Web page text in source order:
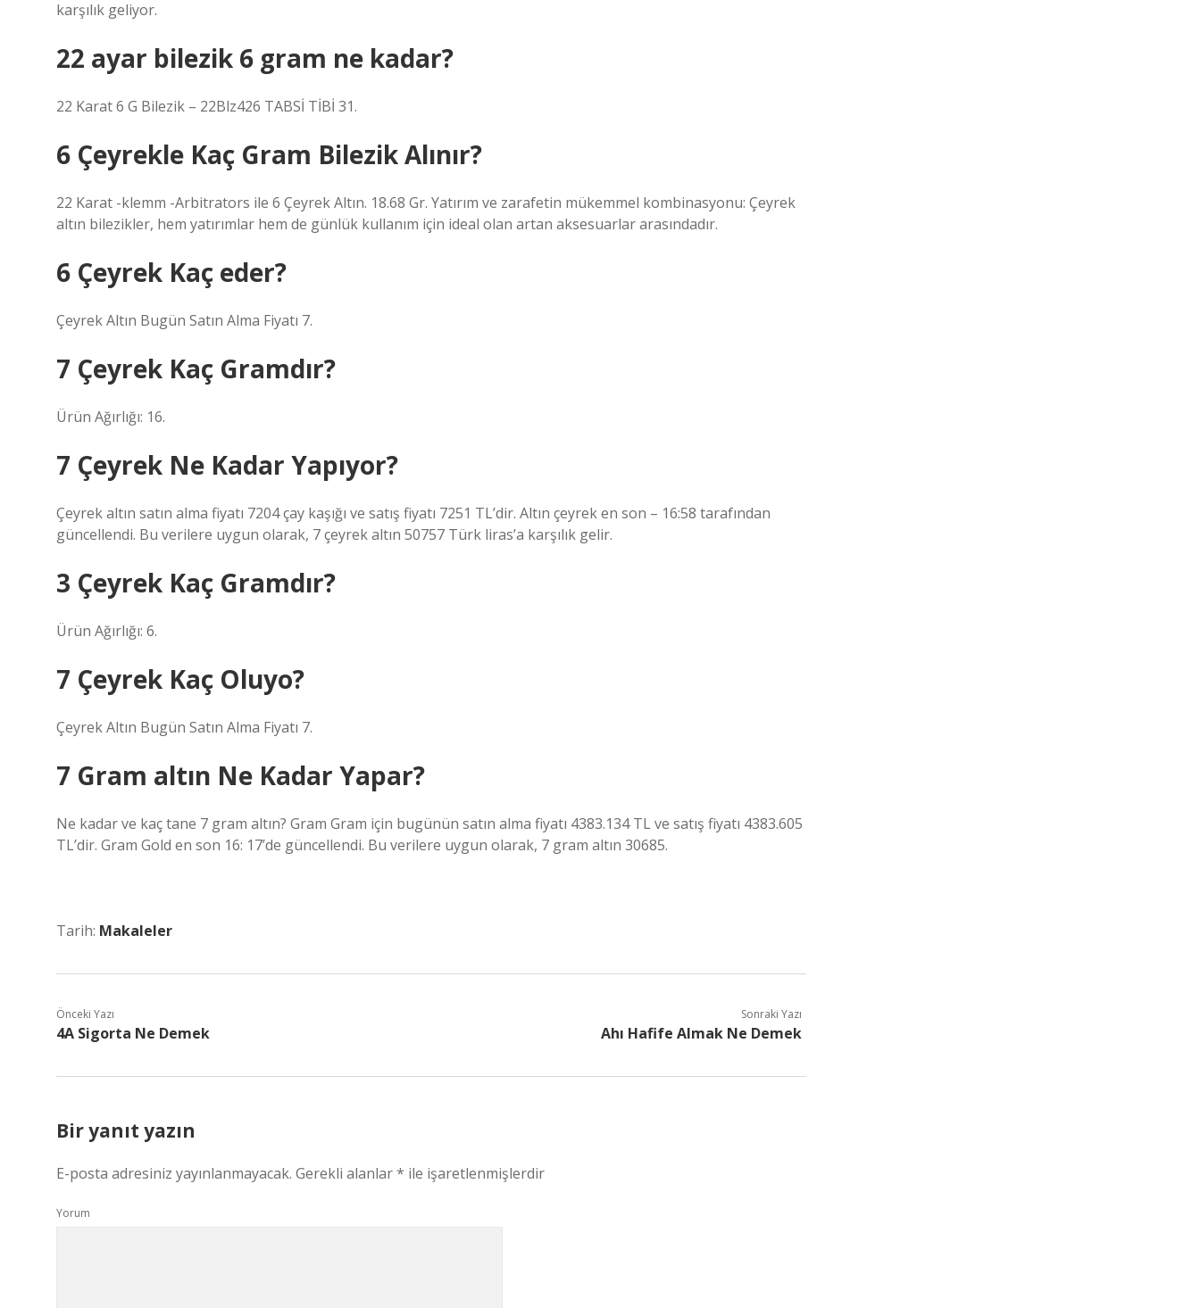
karşılık geliyor.
22 ayar bilezik 6 gram ne kadar?
22 Karat 6 G Bilezik – 22Blz426 TABSİ TİBİ 31.
6 Çeyrekle Kaç Gram Bilezik Alınır?
22 Karat -klemm -Arbitrators ile 6 Çeyrek Altın. 18.68 Gr. Yatırım ve zarafetin mükemmel kombinasyonu: Çeyrek
altın bilezikler, hem yatırımlar hem de günlük kullanım için ideal olan artan aksesuarlar arasındadır.
6 Çeyrek Kaç eder?
Çeyrek Altın Bugün Satın Alma Fiyatı 7.
7 Çeyrek Kaç Gramdır?
Ürün Ağırlığı: 16.
7 Çeyrek Ne Kadar Yapıyor?
Çeyrek altın satın alma fiyatı 7204 çay kaşığı ve satış fiyatı 7251 TL’dir. Altın çeyrek en son – 16:58 tarafından
güncellendi. Bu verilere uygun olarak, 7 çeyrek altın 50757 Türk liras’a karşılık gelir.
3 Çeyrek Kaç Gramdır?
Ürün Ağırlığı: 6.
7 Çeyrek Kaç Oluyo?
Çeyrek Altın Bugün Satın Alma Fiyatı 7.
7 Gram altın Ne Kadar Yapar?
Ne kadar ve kaç tane 7 gram altın? Gram Gram için bugünün satın alma fiyatı 4383.134 TL ve satış fiyatı 4383.605
TL’dir. Gram Gold en son 16: 17’de güncellendi. Bu verilere uygun olarak, 7 gram altın 30685.
Tarih: Makaleler
Önceki Yazı
4A Sigorta Ne Demek
Sonraki Yazı
Ahı Hafife Almak Ne Demek
Bir yanıt yazın
E-posta adresiniz yayınlanmayacak. Gerekli alanlar* ile işaretlenmişlerdir
Yorum